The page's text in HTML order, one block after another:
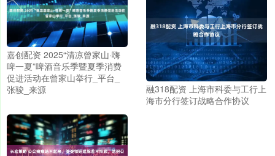
嘉创配资 2025“清凉曾家山·嗨
啤一夏”啤酒音乐季暨夏季消费
促进活动在曾家山举行_平台_
张骏_来源
融318配资 上海市科委与工行上
海市分行签订战略合作协议